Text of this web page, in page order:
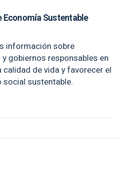
Economía Sustentable
información sobre
gobiernos responsables en
calidad de vida y favorecer el
social sustentable.